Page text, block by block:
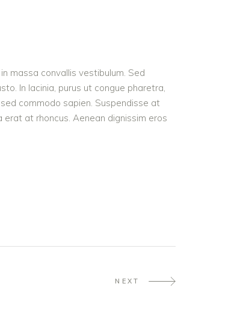
massa convallis vestibulum. Sed
In lacinia, purus ut congue pharetra,
commodo sapien. Suspendisse at
at rhoncus. Aenean dignissim eros
NEXT